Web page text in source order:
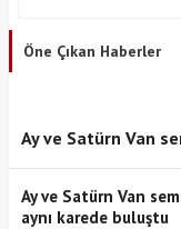
Öne Çıkan Haberler
Ay ve Satürn Van
Ay ve Satürn Van
aynı karede buluştu